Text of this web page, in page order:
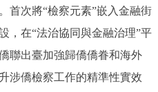
首次將“檢察元素”嵌入金融街
，在“法治協同與金融治理”平
聯出臺加強歸僑僑眷和海外
涉僑檢察工作的精準性實效